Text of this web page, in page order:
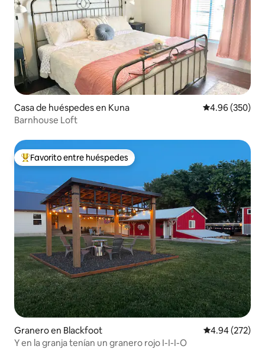
Casa de huéspedes en Kuna Calificación
4.96 (350)
Barnhouse Loft
Favorito entre huéspedes preferido
Favorito entre huéspedes
Granero en Blackfoot Calificación
4.94 (272)
Y en la granja tenían un granero rojo I-I-I-O